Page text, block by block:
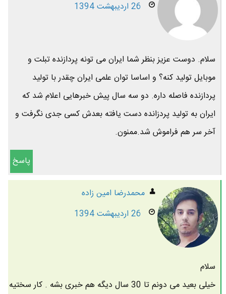
26 اردیبهشت 1394
سلام. دوست عزیز بنظر شما ایران می تونه پردازنده تبلت و
موبایل تولید کنه؟ و اساسا توان علمی ایران چقدر با تولید
پردازنده فاصله داره. دو سه سال پیش خبرهایی اعلام شد که
ایران به تولید پردزانده دست یافته بعدش کسی جدی نگرفت و
آخر سر هم فراموش شد.ممنون.
پاسخ
محمدرضا امين زاده
26 اردیبهشت 1394
سلام
خیلی بعید می دونم تا 30 سال دیگه هم خبری بشه . کار سختیه